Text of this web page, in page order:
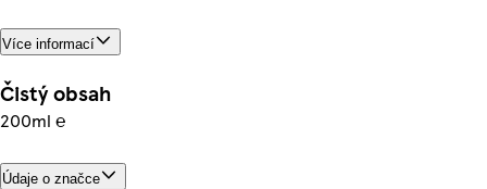
Více informací
Čistý obsah
200ml ℮
Údaje o značce